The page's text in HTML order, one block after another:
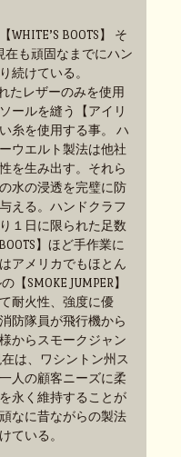
BOOTS】 そ
在も頑固なまでにハン
続けている。
たレザーのみを使用
ールを縫う【アイリ
糸を使用する事。 ハ
ウエルト製法は他社
を生み出す。それら
水の浸透を完璧に防
える。ハンドクラフ
１日に限られた足数
】ほど手作業に
アメリカでもほとん
SMOKE JUMPER】
耐火性、強度に優
防隊員が飛行機から
からスモークジャン
は、ワシントン州ス
人の顧客ニーズに柔
永く維持することが
なに昔ながらの製法
ている。